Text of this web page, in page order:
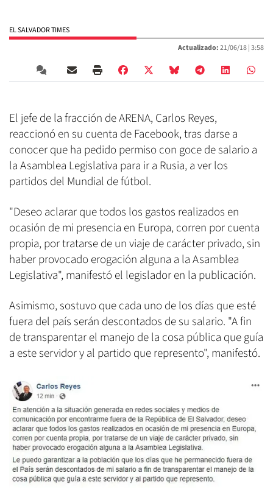
EL SALVADOR TIMES
Actualizado:21/06/18 |3:58
El jefe de la fracción de ARENA, Carlos Reyes,
reaccionó en su cuenta de Facebook, tras darse a
conocer que ha pedido permiso con goce de salario a
la Asamblea Legislativa para ir a Rusia, a ver los
partidos del Mundial de fútbol.
"Deseo aclarar que todos los gastos realizados en
ocasión de mi presencia en Europa, corren por cuenta
propia, por tratarse de un viaje de carácter privado, sin
haber provocado erogación alguna a la Asamblea
Legislativa", manifestó el legislador en la publicación.
Asimismo, sostuvo que cada uno de los días que esté
fuera del país serán descontados de su salario. "A fin
de transparentar el manejo de la cosa pública que guía
a este servidor y al partido que represento", manifestó.